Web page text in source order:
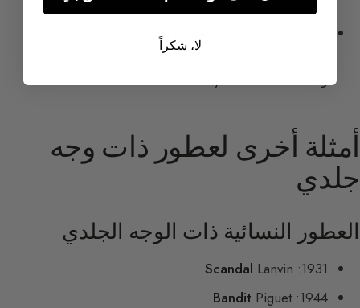
من Guerlain هو جلد مُسكَّر وفانيلي
أمثلة أخرى لعطور ذات وجه
جلدي
العطور النسائية ذات الوجه الجلدي
1931:
Scandal Lanvin
1944:
Bandit Piguet
لا، شكراً